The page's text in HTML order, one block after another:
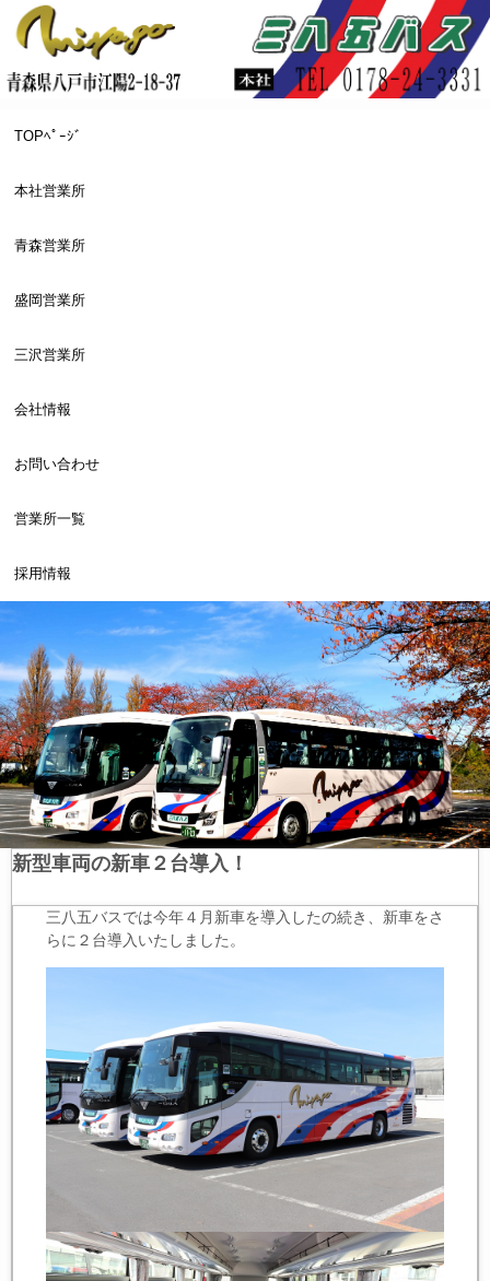
TOPﾍﾟｰｼﾞ
本社営業所
青森営業所
盛岡営業所
三沢営業所
会社情報
お問い合わせ
営業所一覧
採用情報
新型車両の新車２台導入！
三八五バスでは今年４月新車を導入したの続き、新車をさ
らに２台導入いたしました。